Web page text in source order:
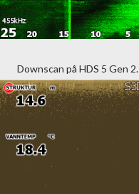
Downscan på HDS 5 Gen 2.